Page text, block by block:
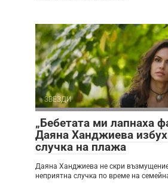
ЗВЕЗДИ
„Бебетата ми лапнаха
Даяна Ханджиева
случка на плажа
Даяна Ханджиева не скри
неприятна случка по време на